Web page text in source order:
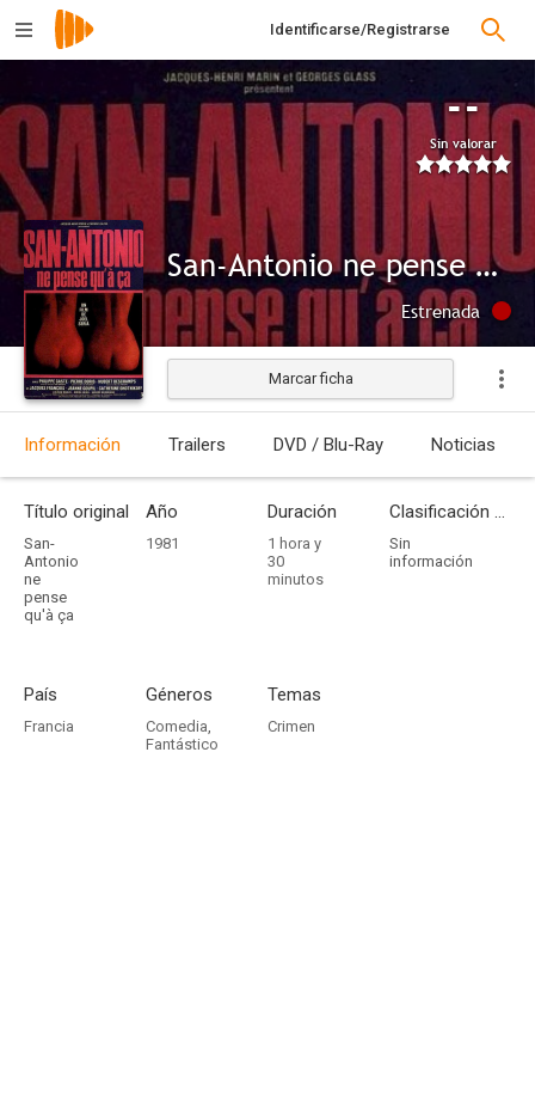
Identificarse/Registrarse
--
Sin valorar
San-Antonio ne pense qu'à ça
Estrenada
Marcar ficha
Información Trailers DVD / Blu-Ray Noticias
Título original
San-
Antonio
ne
pense
qu'à ça
Año
1981
Duración
1 hora y
30
minutos
Clasificación por edades
Sin
información
País
Francia
Géneros
Comedia,
Fantástico
Temas
Crimen